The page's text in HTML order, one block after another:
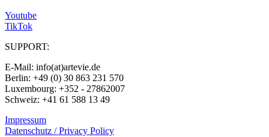
Youtube
TikTok
SUPPORT:
E-Mail: info(at)artevie.de
Berlin: +49 (0) 30 863 231 570
Luxembourg: +352 - 27862007
Schweiz: +41 61 588 13 49
Impressum
Datenschutz / Privacy Policy